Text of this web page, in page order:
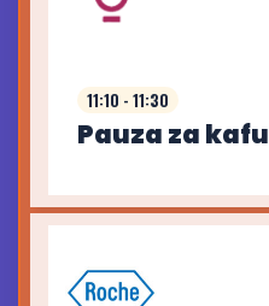
11:10 - 11:30
Pauza za kafu